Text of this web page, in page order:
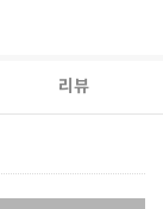
리뷰